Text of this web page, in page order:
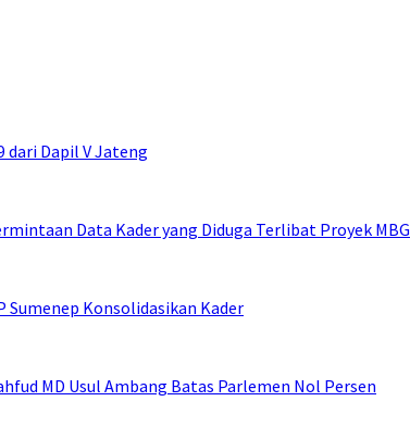
dari Dapil V Jateng
Data Kader yang Diduga Terlibat Proyek MBG
Konsolidasikan Kader
MD Usul Ambang Batas Parlemen Nol Persen